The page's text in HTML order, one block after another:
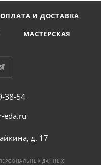
ОПЛАТА И ДОСТАВКА
МАСТЕРСКАЯ
38-54
eda.ru
д. 17
ДАННЫХ